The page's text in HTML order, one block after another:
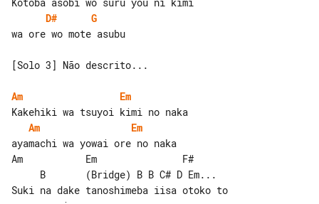
D#
G
wa ore wo mote asubu
[Solo 3] Não descrito...
Am
Em
Am
Em
ayamachi wa yowai ore no naka
Am           Em               F#
Suki na dake tanoshimeba iisa otoko to